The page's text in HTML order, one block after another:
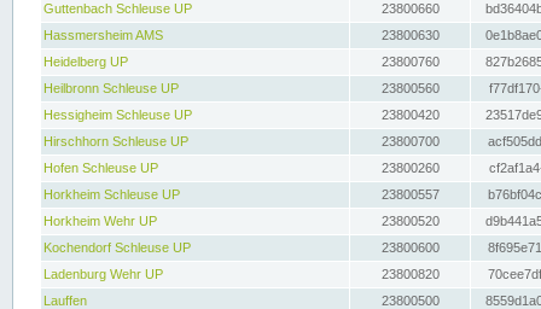
Guttenbach Schleuse UP
23800660
Hassmersheim AMS
23800630
Heidelberg UP
23800760
Heilbronn Schleuse UP
23800560
Hessigheim Schleuse UP
23800420
Hirschhorn Schleuse UP
23800700
Hofen Schleuse UP
23800260
Horkheim Schleuse UP
23800557
Horkheim Wehr UP
23800520
Kochendorf Schleuse UP
23800600
Ladenburg Wehr UP
23800820
Lauffen
23800500